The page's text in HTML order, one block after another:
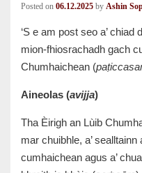
Posted on 06.12.2025 by Ashin
‘S e am post seo a’ chiad
mion-fhiosrachadh gach
Chumhaichean (
Aineolas (avijja)
Tha Èirigh an Lùib
mar chuibhle, a’
cumhaichean agus a’